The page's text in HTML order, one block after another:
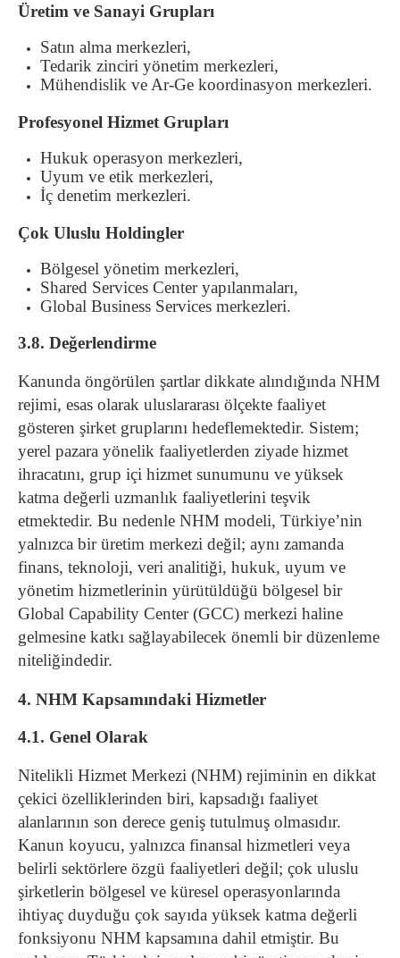
Üretim ve Sanayi Grupları
Satın alma merkezleri,
Tedarik zinciri yönetim merkezleri,
Mühendislik ve Ar-Ge koordinasyon merkezleri.
Profesyonel Hizmet Grupları
Hukuk operasyon merkezleri,
Uyum ve etik merkezleri,
İç denetim merkezleri.
Çok Uluslu Holdingler
Bölgesel yönetim merkezleri,
Shared Services Center yapılanmaları,
Global Business Services merkezleri.
3.8. Değerlendirme
Kanunda öngörülen şartlar dikkate alındığında NHM
rejimi, esas olarak uluslararası ölçekte faaliyet
gösteren şirket gruplarını hedeflemektedir. Sistem;
yerel pazara yönelik faaliyetlerden ziyade hizmet
ihracatını, grup içi hizmet sunumunu ve yüksek
katma değerli uzmanlık faaliyetlerini teşvik
etmektedir. Bu nedenle NHM modeli, Türkiye’nin
yalnızca bir üretim merkezi değil; aynı zamanda
finans, teknoloji, veri analitiği, hukuk, uyum ve
yönetim hizmetlerinin yürütüldüğü bölgesel bir
Global Capability Center (GCC) merkezi haline
gelmesine katkı sağlayabilecek önemli bir düzenleme
niteliğindedir.
4. NHM Kapsamındaki Hizmetler
4.1. Genel Olarak
Nitelikli Hizmet Merkezi (NHM) rejiminin en dikkat
çekici özelliklerinden biri, kapsadığı faaliyet
alanlarının son derece geniş tutulmuş olmasıdır.
Kanun koyucu, yalnızca finansal hizmetleri veya
belirli sektörlere özgü faaliyetleri değil; çok uluslu
şirketlerin bölgesel ve küresel operasyonlarında
ihtiyaç duyduğu çok sayıda yüksek katma değerli
fonksiyonu NHM kapsamına dahil etmiştir. Bu